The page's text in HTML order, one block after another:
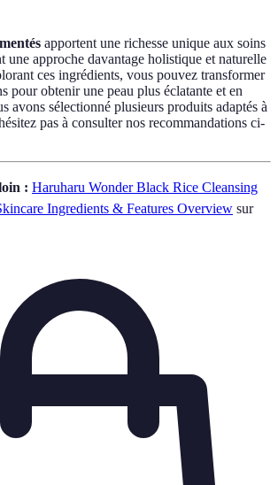
apportent une richesse unique aux soins
une approche davantage holistique et naturelle
ces ingrédients, vous pouvez transformer
pour obtenir une peau plus éclatante et en
avons sélectionné plusieurs produits adaptés à
pas à consulter nos recommandations ci-
: Haruharu Wonder Black Rice Cleansing
Ingredients & Features Overview sur